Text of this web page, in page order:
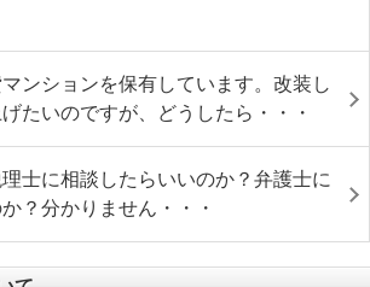
ンションを保有しています。改装し
たいのですが、どうしたら・・・
士に相談したらいいのか？弁護士に
？分かりません・・・